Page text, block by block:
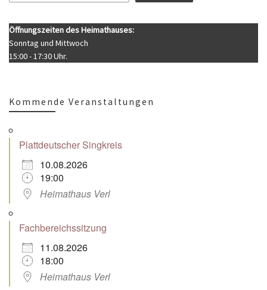
Öffnungszeiten des Heimathauses:
Sonntag und Mittwoch
15:00 - 17:30 Uhr.
Kommende Veranstaltungen
Plattdeutscher Singkreis
10.08.2026
19:00
Heimathaus Verl
Fachbereichssitzung
11.08.2026
18:00
Heimathaus Verl